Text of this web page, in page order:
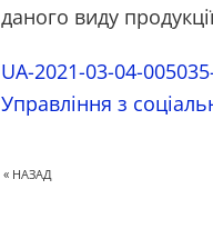
даного виду
UA-2021-03-04-
Управління з
« НАЗАД